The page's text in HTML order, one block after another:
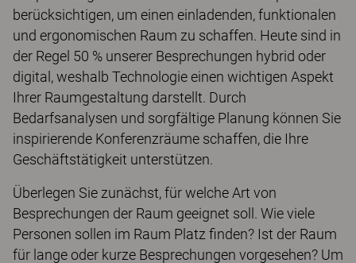
berücksichtigen, um einen einladenden, funktionalen
und ergonomischen Raum zu schaffen. Heute sind in
der Regel 50 % unserer Besprechungen hybrid oder
digital, weshalb Technologie einen wichtigen Aspekt
Ihrer Raumgestaltung darstellt. Durch
Bedarfsanalysen und sorgfältige Planung können Sie
inspirierende Konferenzräume schaffen, die Ihre
Geschäftstätigkeit unterstützen.
Überlegen Sie zunächst, für welche Art von
Besprechungen der Raum geeignet soll. Wie viele
Personen sollen im Raum Platz finden? Ist der Raum
für lange oder kurze Besprechungen vorgesehen? Um